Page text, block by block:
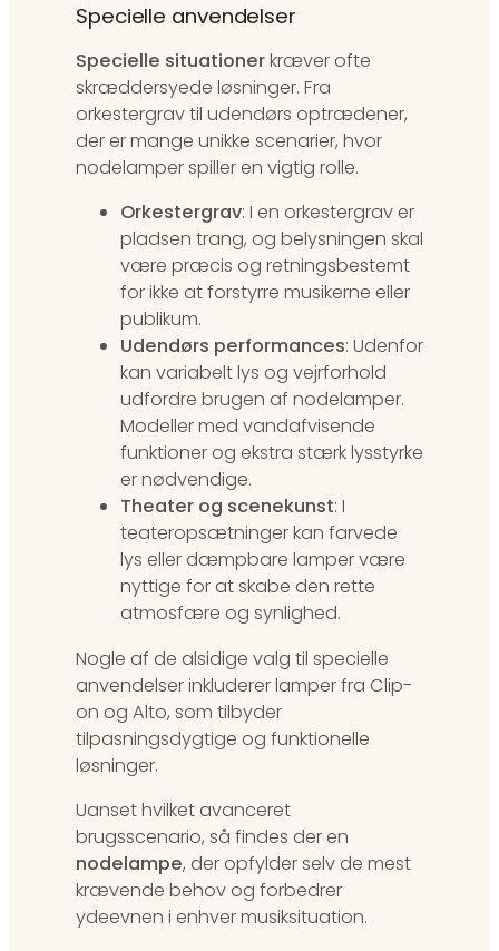
Specielle anvendelser
Specielle situationerkræver ofte
skræddersyede løsninger. Fra
orkestergrav til udendørs optrædener,
der er mange unikke scenarier, hvor
nodelamper spiller en vigtig rolle.
Orkestergrav: I en orkestergrav er
pladsen trang, og belysningen skal
være præcis og retningsbestemt
for ikke at forstyrre musikerne eller
publikum.
Udendørs performances: Udenfor
kan variabelt lys og vejrforhold
udfordre brugen af nodelamper.
Modeller med vandafvisende
funktioner og ekstra stærk lysstyrke
er nødvendige.
Theater og scenekunst: I
teateropsætninger kan farvede
lys eller dæmpbare lamper være
nyttige for at skabe den rette
atmosfære og synlighed.
Nogle af de alsidige valg til specielle
anvendelser inkluderer lamper fra Clip-
on og Alto, som tilbyder
tilpasningsdygtige og funktionelle
løsninger.
Uanset hvilket avanceret
brugsscenario, så findes der en
nodelampe, der opfylder selv de mest
krævende behov og forbedrer
ydeevnen i enhver musiksituation.